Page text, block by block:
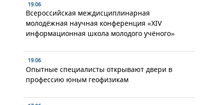
19.06
Всероссийская междисциплинарная
молодёжная научная конференция «XIV
информационная школа молодого учёного»
19.06
Опытные специалисты открывают двери в
профессию юным геофизикам